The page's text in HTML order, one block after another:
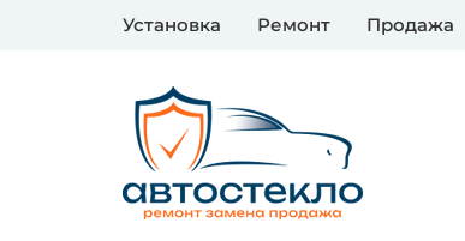
Установка Ремонт Продажа